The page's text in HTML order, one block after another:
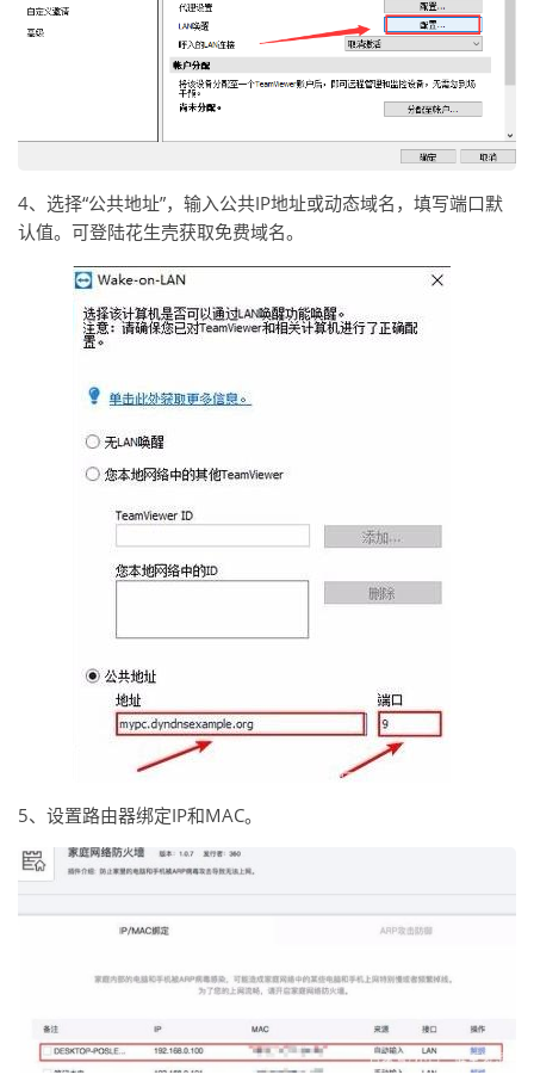
4、选择“公共地址”，输入公共IP地址或动态域名，填写端口默
认值。可登陆花生壳获取免费域名。
5、设置路由器绑定IP和MAC。